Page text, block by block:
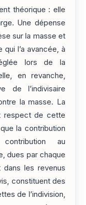
théorique : elle
Une dépense
sur la masse et
qui l’a avancée, à
lors de la
en revanche,
de l’indivisaire
la masse. La
respect de cette
la contribution
au
dues par chaque
les revenus
constituent des
de l’indivision,